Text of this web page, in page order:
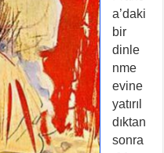
a’daki
bir
dinle
nme
evine
yatırıl
dıktan
sonra